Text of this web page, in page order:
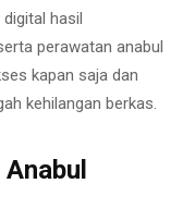
hasil
perawatan anabul
kapan saja dan
kehilangan berkas.